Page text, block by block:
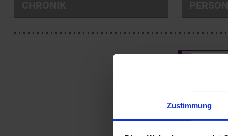
Zustimmung
Jakob Alt
NÖ